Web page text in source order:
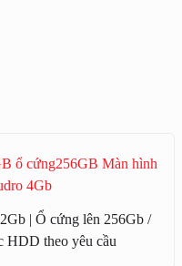
ổ cứng256GB Màn hình
4Gb
| Ổ cứng lên 256Gb /
HDD theo yêu cầu